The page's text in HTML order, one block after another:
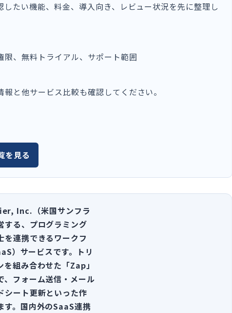
たい機能、料金、導入向き、レビュー状況を先に整理し
、無料トライアル、サポート範囲
と他サービス比較も確認してください。
を見る
Inc.（米国サンフラ
する、プログラミング
を連携できるワークフ
）サービスです。トリ
組み合わせた「Zap」
、フォーム送信・メール
シート更新といった作
す。国内外のSaaS連携